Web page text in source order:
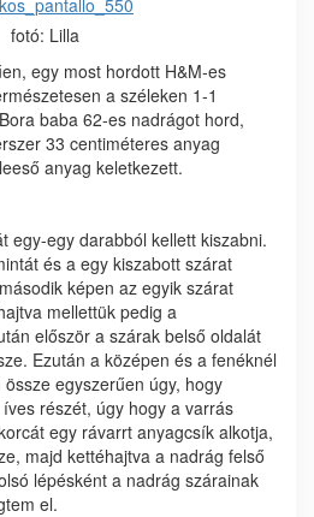
fotó: Lilla
egy most hordott H&M-es
a széleken 1-1
baba 62-es nadrágot hord,
33 centiméteres anyag
anyag keletkezett.
egy-egy darabból kellett kiszabni.
és a egy kiszabott szárat
képen az egyik szárat
mellettük pedig a
először a szárak belső oldalát
Ezután a középen és a fenéknél
egyszerűen úgy, hogy
részét, úgy hogy a varrás
egy rávarrt anyagcsík alkotja,
majd kettéhajtva a nadrág felső
lépésként a nadrág szárainak
el.